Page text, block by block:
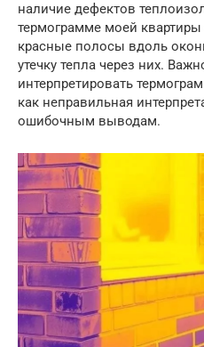
наличие дефектов
термограмме моей
красные полосы вдоль
утечку тепла через них.
интерпретировать
как неправильная
ошибочным выводам.